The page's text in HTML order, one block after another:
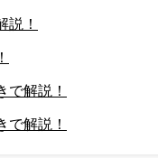
説！
で解説！
で解説！